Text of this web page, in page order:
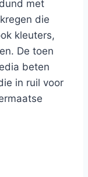
met
die
kleuters,
De toen
beten
in ruil voor